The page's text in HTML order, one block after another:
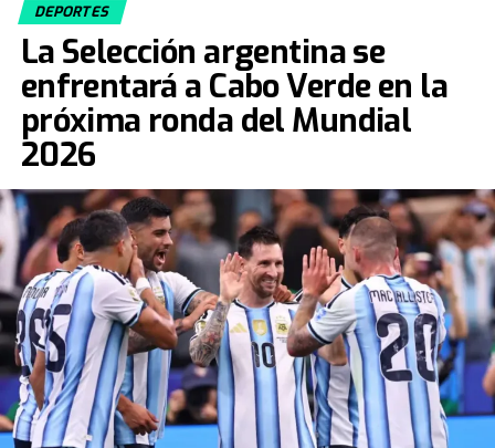
DEPORTES
La Selección argentina se
enfrentará a Cabo Verde en la
próxima ronda del Mundial
2026